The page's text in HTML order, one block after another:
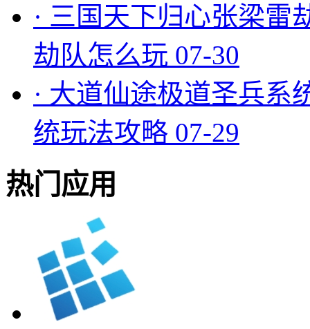
· 三国天下归心张梁雷
劫队怎么玩 07-30
· 大道仙途极道圣兵系
统玩法攻略 07-29
热门应用